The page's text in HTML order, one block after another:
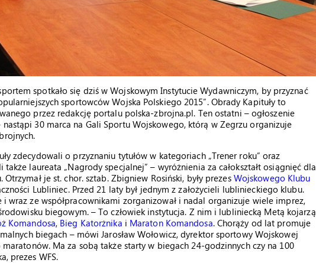
spotkało się dziś w Wojskowym Instytucie Wydawniczym, by przyznać
sportowców Wojska Polskiego 2015”. Obrady Kapituły to
przez redakcję portalu polska-zbrojna.pl. Ten ostatni – ogłoszenie
30 marca na Gali Sportu Wojskowego, którą w Zegrzu organizuje
zdecydowali o przyznaniu tytułów w kategoriach „Trener roku” oraz
laureata „Nagrody specjalnej” – wyróżnienia za całokształt osiągnięć dla
je st. chor. sztab. Zbigniew Rosiński, były prezes Wojskowego Klubu
Lubliniec. Przed 21 laty był jednym z założycieli lublinieckiego klubu.
wraz ze współpracownikami zorganizował i nadal organizuje wiele imprez,
biegowym. – To człowiek instytucja. Z nim i lubliniecką Metą kojarzą
Komandosa, Bieg Katorżnika i Maraton Komandosa. Chorąży od lat promuje
biegach – mówi Jarosław Wołowicz, dyrektor sportowy Wojskowej
maratonów. Ma za sobą także starty w biegach 24-godzinnych czy na 100
prezes WFS.